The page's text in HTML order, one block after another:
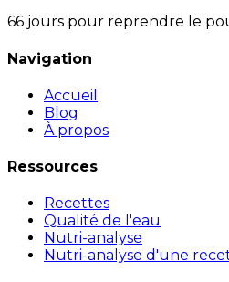
66 jours pour reprendre le
Navigation
Accueil
Blog
À propos
Ressources
Recettes
Qualité de l'eau
Nutri-analyse
Nutri-analyse d'une